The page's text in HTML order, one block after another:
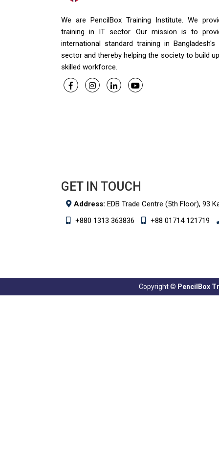
We are PencilBox Training Institute. We
training in IT sector. Our mission is to
international standard training in Bangladesh's
sector and thereby helping the society to build
skilled workforce.
GET IN TOUCH
Address: EDB Trade Centre (5th Floor), 93
+880 1313 363836
+88 01714 121719
Copyright © PencilBox